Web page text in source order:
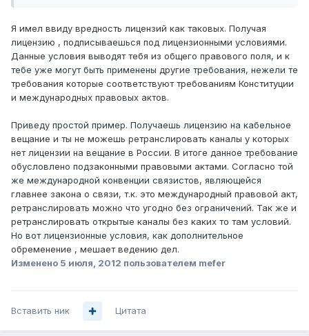
Я имел ввиду вредность лицензий как таковых. Получая
лицензию , подписываешься под лицензионными условиями.
Данные условия выводят тебя из общего правового поля, и к
тебе уже могут быть применены другие требования, нежели те
требования которые соответствуют требованиям Конституции
и международных правовых актов.
Приведу простой пример. Получаешь лицензию на кабельное
вещание и ты не можешь ретранслировать каналы у которых
нет лицензии на вещание в России. В итоге данное требование
обусловлено подзаконными правовыми актами. Согласно той
же международной конвенции связистов, являющейся
главнее закона о связи, т.к. это международный правовой акт,
ретранслировать можно что угодно без ограничений. Так же и
ретранслировать открытые каналы без каких то там условий.
Но вот лицензионные условия, как дополнительное
обременение , мешает ведению дел.
Изменено 5 июля, 2012 пользователем mefer
Вставить ник Цитата